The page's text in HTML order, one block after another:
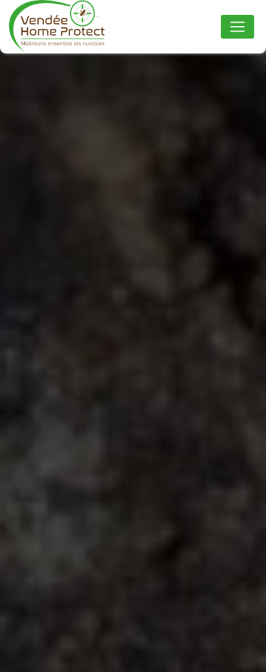
Panneau de gestion des cookies